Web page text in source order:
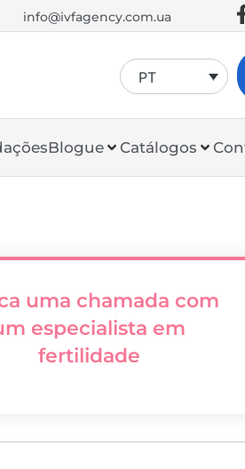
info@ivfagency.com.ua
PT
Blogue Catálogos
uma chamada com
especialista em
fertilidade